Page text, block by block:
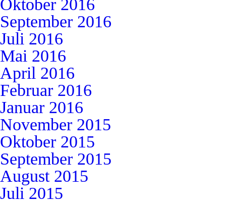
Oktober 2016
September 2016
Juli 2016
Mai 2016
April 2016
Februar 2016
Januar 2016
November 2015
Oktober 2015
September 2015
August 2015
Juli 2015